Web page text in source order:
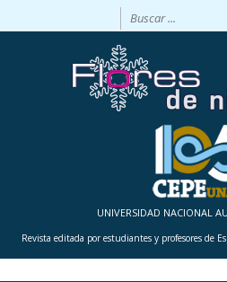
UNIVERSIDAD NACIONAL
Revista editada por estudiantes y profesores de